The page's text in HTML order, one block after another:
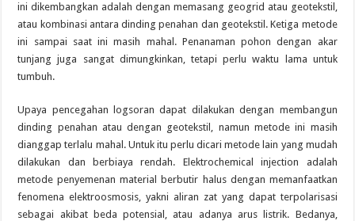
ini dikembangkan adalah dengan memasang geogrid atau geotekstil,
atau kombinasi antara dinding penahan dan geotekstil. Ketiga metode
ini sampai saat ini masih mahal. Penanaman pohon dengan akar
tunjang juga sangat dimungkinkan, tetapi perlu waktu lama untuk
tumbuh.
Upaya pencegahan logsoran dapat dilakukan dengan membangun
dinding penahan atau dengan geotekstil, namun metode ini masih
dianggap terlalu mahal. Untuk itu perlu dicari metode lain yang mudah
dilakukan dan berbiaya rendah. Elektrochemical injection adalah
metode penyemenan material berbutir halus dengan memanfaatkan
fenomena elektroosmosis, yakni aliran zat yang dapat terpolarisasi
sebagai akibat beda potensial, atau adanya arus listrik. Bedanya,